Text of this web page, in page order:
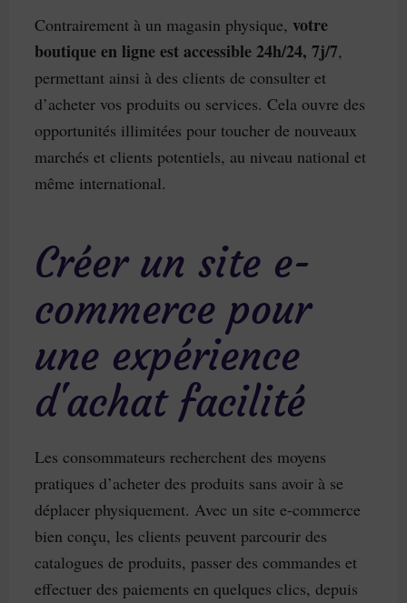
Contrairement à un magasin physique, votre
boutique en ligne est accessible 24h/24, 7j/7,
permettant ainsi à des clients de consulter et
d’acheter vos produits ou services. Cela ouvre des
opportunités illimitées pour toucher de nouveaux
marchés et clients potentiels, au niveau national et
même international.
Créer un site e-
commerce pour
une expérience
d'achat facilité
Les consommateurs recherchent des moyens
pratiques d’acheter des produits sans avoir à se
déplacer physiquement. Avec un site e-commerce
bien conçu, les clients peuvent parcourir des
catalogues de produits, passer des commandes et
effectuer des paiements en quelques clics, depuis